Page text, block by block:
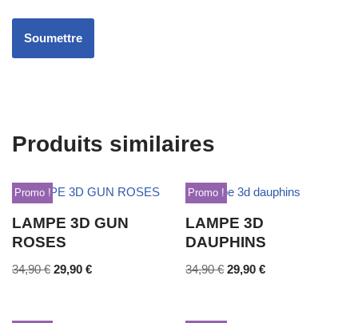
Produits similaires
Promo !
LAMPE 3D GUN
ROSES
34,90€ 29,90 €
Promo !
LAMPE 3D
DAUPHINS
34,90€ 29,90€